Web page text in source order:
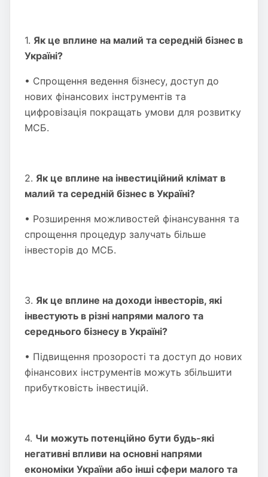
1. Як це вплине на малий та середній бізнес в
Україні?
• Спрощення ведення бізнесу, доступ до
нових фінансових інструментів та
цифровізація покращать умови для розвитку
МСБ.
2. Як це вплине на інвестиційний клімат в
малий та середній бізнес в Україні?
• Розширення можливостей фінансування та
спрощення процедур залучать більше
інвесторів до МСБ.
3. Як це вплине на доходи інвесторів, які
інвестують в різні напрями малого та
середнього бізнесу в Україні?
• Підвищення прозорості та доступ до нових
фінансових інструментів можуть збільшити
прибутковість інвестицій.
4. Чи можуть потенційно бути будь-які
негативні впливи на основні напрями
економіки України або інші сфери малого та